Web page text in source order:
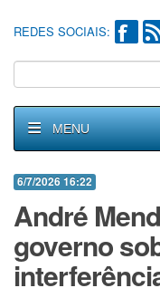
REDES SOCIAIS:
MENU
6/7/2026 16:22
André
governo